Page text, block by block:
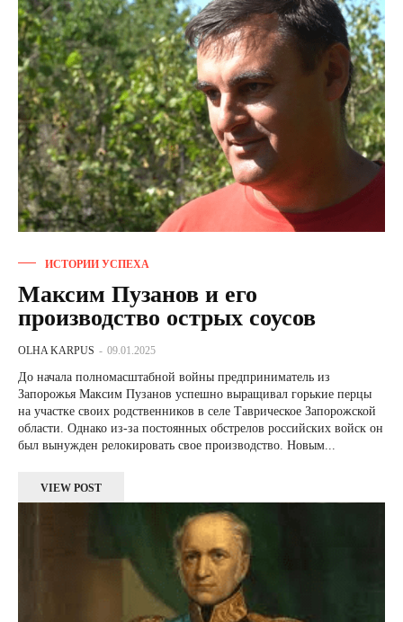
ИСТОРИИ УСПЕХА
Максим Пузанов и его
производство острых соусов
OLHA KARPUS - 09.01.2025
До начала полномасштабной войны предприниматель из
Запорожья Максим Пузанов успешно выращивал горькие перцы
на участке своих родственников в селе Таврическое Запорожской
области. Однако из-за постоянных обстрелов российских войск он
был вынужден релокировать свое производство. Новым...
VIEW POST